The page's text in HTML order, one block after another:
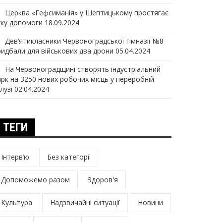
Церква «Гефсиманія» у Шептицькому простягає
допомоги 18.09.2024
Дев‘ятикласники Червоноградської гімназії №8
для військових два дрони 05.04.2024
На Червоноградщині створять індустріальний
на 3250 нових робочих місць у переробній
02.04.2024
ТЕГИ
Інтерв’ю Без категорії
Допоможемо разом Здоров'я
Культура Надзвичайні ситуації Новини